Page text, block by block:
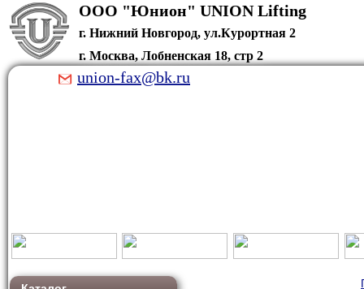
ООО "Юнион"
г. Нижний Новгород, ул.Курортная 2
г. Москва, Лобненская 18, стр 2
union-fax@bk.ru